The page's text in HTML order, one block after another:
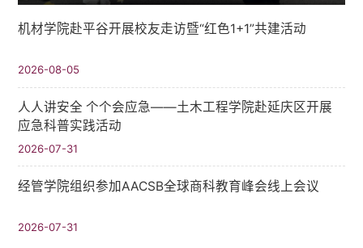
机材学院赴平谷开展校友走访暨“红色1+1”共建活动
2026-08-05
人人讲安全 个个会应急——土木工程学院赴延庆区开展
应急科普实践活动
2026-07-31
经管学院组织参加AACSB全球商科教育峰会线上会议
2026-07-31